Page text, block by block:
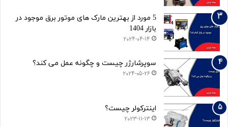
5 مورد از بهترین مارک های موتور برق موجود در
بازار 1404
2024-04-14
سوپرشارژر چیست و چگونه عمل می کند؟
2024-05-26
اینترکولر چیست؟
2023-11-13